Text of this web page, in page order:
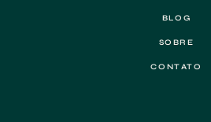
BLOG
SOBRE
CONTATO